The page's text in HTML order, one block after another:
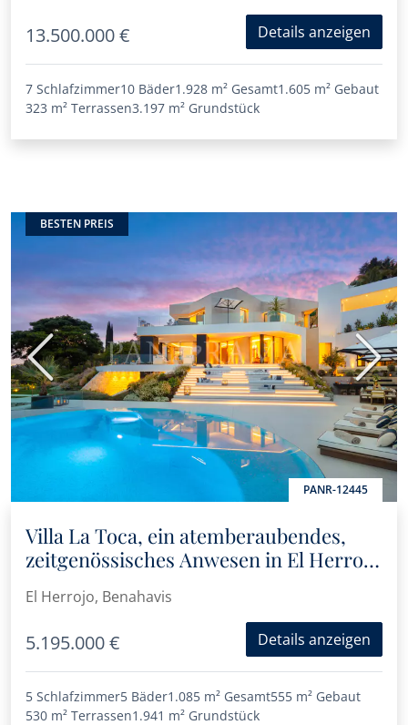
13.500.000 € Details anzeigen
7 Schlafzimmer10 Bäder1.928 m² Gesamt1.605 m² Gebaut
323 m² Terrassen3.197 m² Grundstück
BESTEN PREIS
PANR-12445
Vorherige
Villa La Toca, ein atemberaubendes,
zeitgenössisches Anwesen in El Herrojo
Alto
El Herrojo, Benahavis
5.195.000 € Details anzeigen
5 Schlafzimmer5 Bäder1.085 m² Gesamt555 m² Gebaut
530 m² Terrassen1.941 m² Grundstück